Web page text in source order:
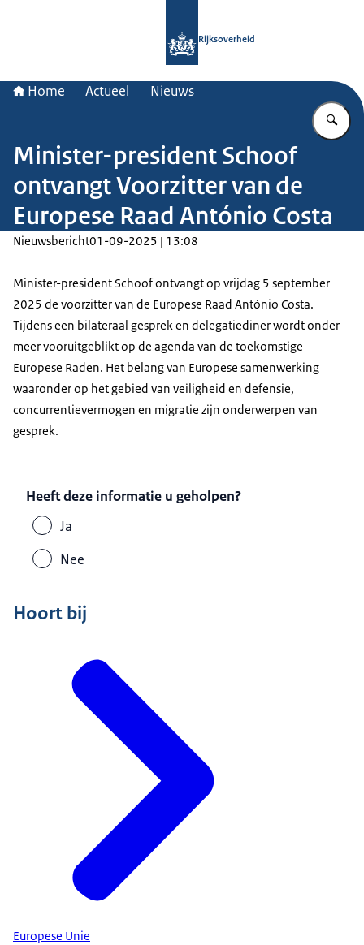
Rijksoverheid
Home Actueel Nieuws
Minister-president Schoof
ontvangt Voorzitter van de
Europese Raad António Costa
Nieuwsbericht01-09-2025 | 13:08
Minister-president Schoof ontvangt op vrijdag 5 september
2025 de voorzitter van de Europese Raad António Costa.
Tijdens een bilateraal gesprek en delegatiediner wordt onder
meer vooruitgeblikt op de agenda van de toekomstige
Europese Raden. Het belang van Europese samenwerking
waaronder op het gebied van veiligheid en defensie,
concurrentievermogen en migratie zijn onderwerpen van
gesprek.
Heeft deze informatie u geholpen?
Ja
Nee
Hoort bij
Europese Unie